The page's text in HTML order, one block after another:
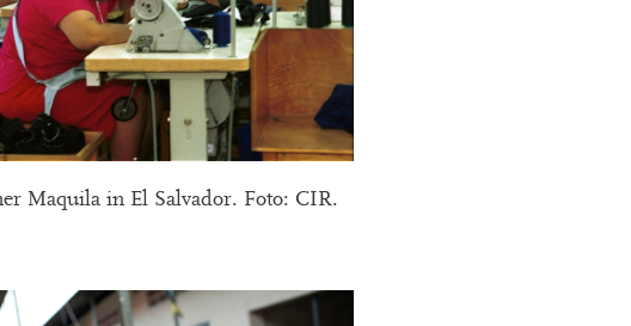
Maquila in El Salvador. Foto: CIR.